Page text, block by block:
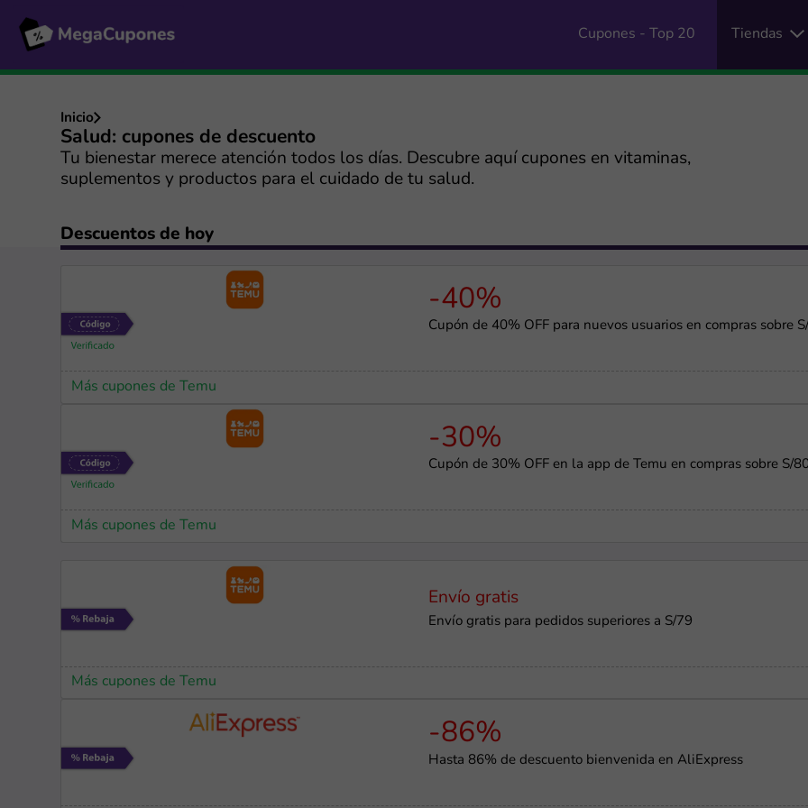
Cupones - Top 20 Tiendas
Inicio
Salud: cupones de descuento
Tu bienestar merece atención todos los días. Descubre aquí cupones en vitaminas,
suplementos y productos para el cuidado de tu salud.
Descuentos de hoy
-40%
Cupón de 40% OFF para nuevos usuarios en compras sobre
Más cupones de Temu
-30%
Cupón de 30% OFF en la app de Temu en compras sobre S/
Más cupones de Temu
Envío gratis
Envío gratis para pedidos superiores a S/79
Más cupones de Temu
-86%
Hasta 86% de descuento bienvenida en AliExpress